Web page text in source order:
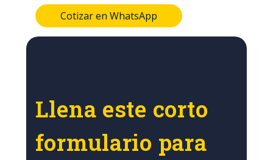
Cotizar en WhatsApp
Llena este corto
formulario para